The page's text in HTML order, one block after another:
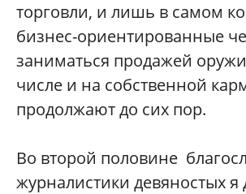
торговли, и лишь в самом
бизнес-ориентированные
заниматься продажей
числе и на собственной
продолжают до сих пор.
Во второй половине
журналистики девяностых я